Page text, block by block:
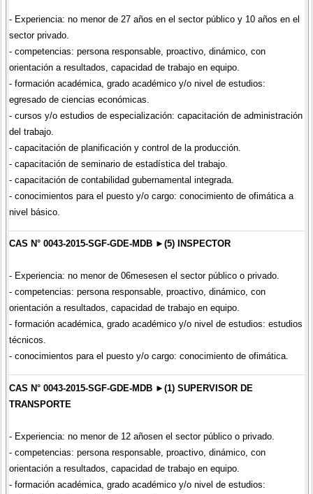
- Experiencia: no menor de 27 años en el sector público y 10 años en el
sector privado.
- competencias: persona responsable, proactivo, dinámico, con
orientación a resultados, capacidad de trabajo en equipo.
- formación académica, grado académico y/o nivel de estudios:
egresado de ciencias económicas.
- cursos y/o estudios de especialización: capacitación de administración
del trabajo.
- capacitación de planificación y control de la producción.
- capacitación de seminario de estadística del trabajo.
- capacitación de contabilidad gubernamental integrada.
- conocimientos para el puesto y/o cargo: conocimiento de ofimática a
nivel básico.
CAS N° 0043-2015-SGF-GDE-MDB ►(5) INSPECTOR
- Experiencia: no menor de 06mesesen el sector público o privado.
- competencias: persona responsable, proactivo, dinámico, con
orientación a resultados, capacidad de trabajo en equipo.
- formación académica, grado académico y/o nivel de estudios: estudios
técnicos.
- conocimientos para el puesto y/o cargo: conocimiento de ofimática.
CAS N° 0043-2015-SGF-GDE-MDB ►(1) SUPERVISOR DE
TRANSPORTE
- Experiencia: no menor de 12 añosen el sector público o privado.
- competencias: persona responsable, proactivo, dinámico, con
orientación a resultados, capacidad de trabajo en equipo.
- formación académica, grado académico y/o nivel de estudios: